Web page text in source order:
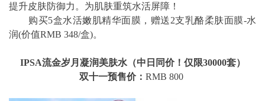
提升皮肤防御力。为肌肤重筑水活屏障！
购买5盒水活嫩肌精华面膜，赠送2支乳酪柔肤面膜-水
润(价值RMB 348/盒)。
IPSA流金岁月凝润美肤水（中日同价！仅限30000套）
双十一预售价： RMB 800